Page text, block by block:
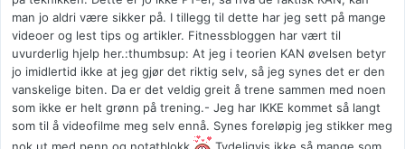
man jo aldri være sikker på. I tillegg til dette har jeg sett på mange
videoer og lest tips og artikler. Fitnessbloggen har vært til
uvurderlig hjelp her.:thumbsup: At jeg i teorien KAN øvelsen betyr
jo imidlertid ikke at jeg gjør det riktig selv, så jeg synes det er den
vanskelige biten. Da er det veldig greit å trene sammen med noen
som ikke er helt grønn på trening.- Jeg har IKKE kommet så langt
som til å videofilme meg selv ennå. Synes foreløpig jeg stikker meg